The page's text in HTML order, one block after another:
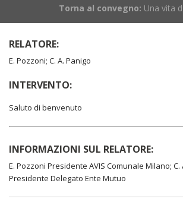
Torna al convegno: Una vita
RELATORE:
E. Pozzoni; C. A. Panigo
INTERVENTO:
Saluto di benvenuto
INFORMAZIONI SUL RELATORE:
E. Pozzoni Presidente AVIS Comunale Milano; C.
Presidente Delegato Ente Mutuo